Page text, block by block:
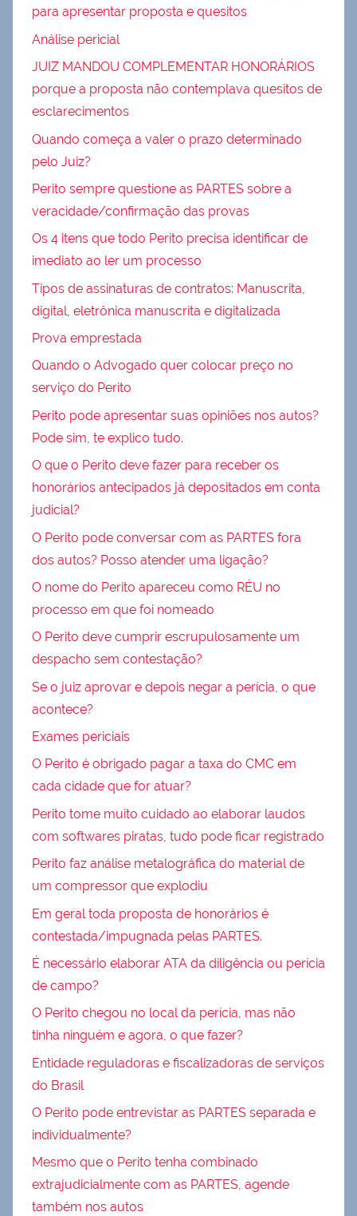
para apresentar proposta e quesitos
Análise pericial
JUIZ MANDOU COMPLEMENTAR HONORÁRIOS
porque a proposta não contemplava quesitos de
esclarecimentos
Quando começa a valer o prazo determinado
pelo Juiz?
Perito sempre questione as PARTES sobre a
veracidade/confirmação das provas
Os 4 itens que todo Perito precisa identificar de
imediato ao ler um processo
Tipos de assinaturas de contratos: Manuscrita,
digital, eletrônica manuscrita e digitalizada
Prova emprestada
Quando o Advogado quer colocar preço no
serviço do Perito
Perito pode apresentar suas opiniões nos autos?
Pode sim, te explico tudo.
O que o Perito deve fazer para receber os
honorários antecipados já depositados em conta
judicial?
O Perito pode conversar com as PARTES fora
dos autos? Posso atender uma ligação?
O nome do Perito apareceu como RÉU no
processo em que foi nomeado
O Perito deve cumprir escrupulosamente um
despacho sem contestação?
Se o juiz aprovar e depois negar a perícia, o que
acontece?
Exames periciais
O Perito é obrigado pagar a taxa do CMC em
cada cidade que for atuar?
Perito tome muito cuidado ao elaborar laudos
com softwares piratas, tudo pode ficar registrado
Perito faz análise metalográfica do material de
um compressor que explodiu
Em geral toda proposta de honorários é
contestada/impugnada pelas PARTES.
É necessário elaborar ATA da diligência ou perícia
de campo?
O Perito chegou no local da perícia, mas não
tinha ninguém e agora, o que fazer?
Entidade reguladoras e fiscalizadoras de serviços
do Brasil
O Perito pode entrevistar as PARTES separada e
individualmente?
Mesmo que o Perito tenha combinado
extrajudicialmente com as PARTES, agende
também nos autos